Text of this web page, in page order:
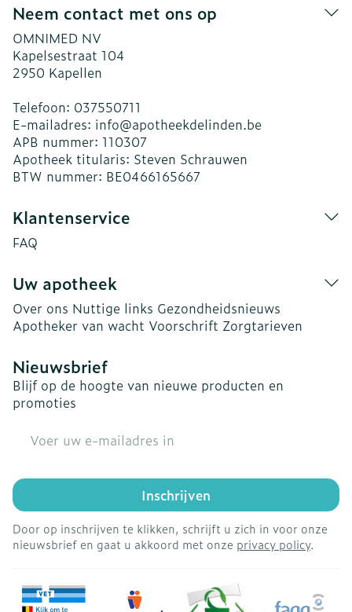
Neem contact met ons op
OMNIMED NV
Kapelsestraat 104
2950 Kapellen
Telefoon: 037550711
E-mailadres: info@apotheekdelinden.be
APB nummer: 110307
Apotheek titularis: Steven Schrauwen
BTW nummer: BE0466165667
Klantenservice
FAQ
Uw apotheek
Over ons Nuttige links Gezondheidsnieuws
Apotheker van wacht Voorschrift Zorgtarieven
Nieuwsbrief
Blijf op de hoogte van nieuwe producten en
promoties
Inschrijven
Door op inschrijven te klikken, schrijft u zich in voor onze
nieuwsbrief en gaat u akkoord met onze privacy policy.